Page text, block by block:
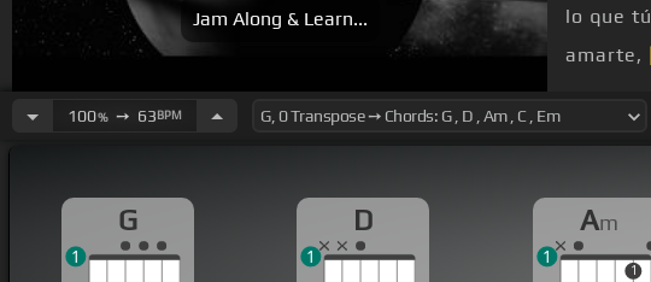
Jam Along & Learn...
lo que tú
amarte,
100%➙ 63BPM
G
1
D
1
Am
1
1